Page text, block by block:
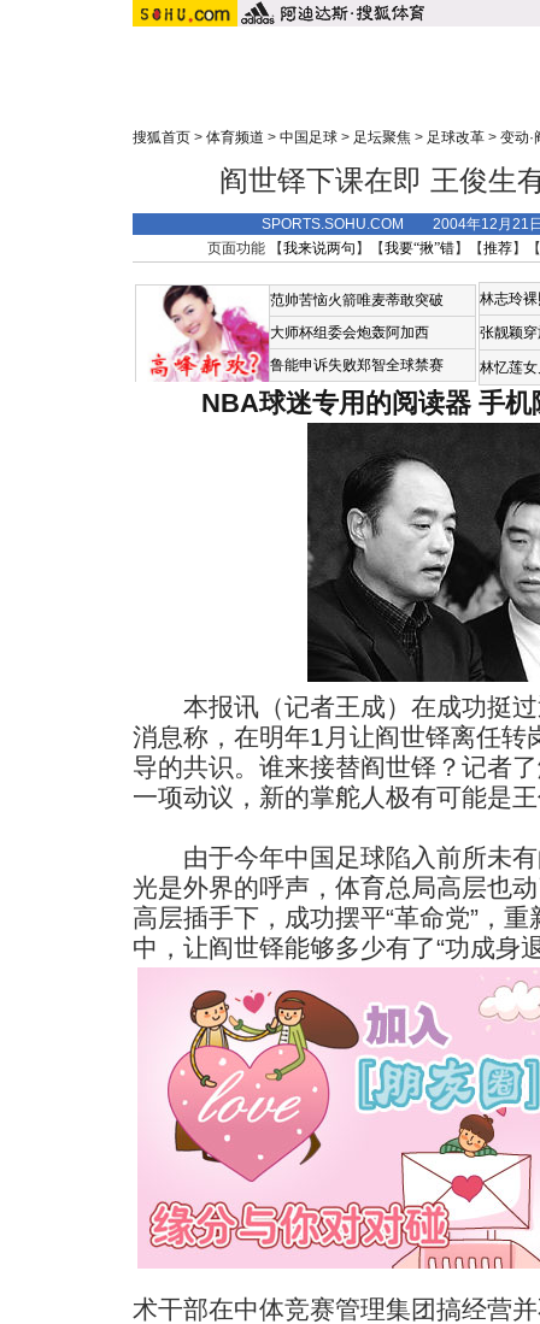
搜狐首页 > 体育频道 > 中国足球 > 足坛聚焦 > 足球改革 > 变动·
阎世铎下课在即 王俊生
SPORTS.SOHU.COM 2004年12月21
页面功能 【我来说两句 】【我要“揪”错】【推荐】
范帅苦恼火箭唯麦蒂敢突破
大师杯组委会炮轰阿加西
鲁能申诉失败郑智全球禁赛
林志玲
张靓颖
林忆莲
NBA球迷专用的阅读器 手机
本报讯（记者王成）在成功挺过
消息称，在明年1月让阎世铎离任转
导的共识。谁来接替阎世铎？记者
一项动议，新的掌舵人极有可能是
由于今年中国足球陷入前所未有
光是外界的呼声，体育总局高层也
高层插手下，成功摆平“革命党”，
中，让阎世铎能够多少有了“功成身
术干部在中体竞赛管理集团搞经营